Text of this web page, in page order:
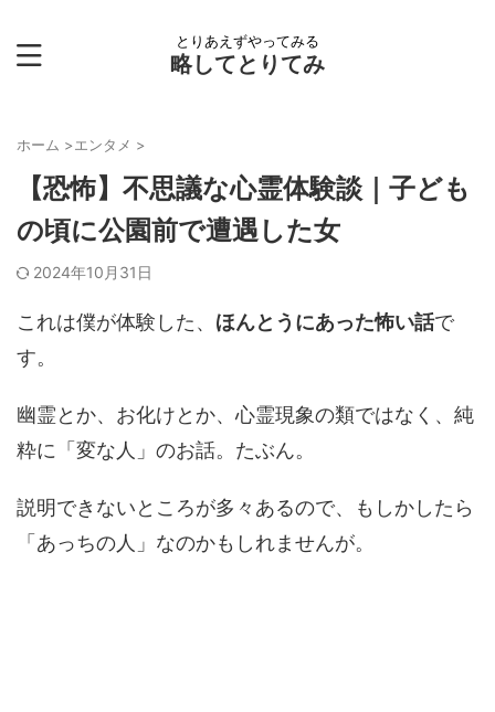
とりあえずやってみる
略してとりてみ
ホーム >エンタメ >
【恐怖】不思議な心霊体験談｜子ども
の頃に公園前で遭遇した女
2024年10月31日
これは僕が体験した、 ほんとうにあった怖い話で
す。
幽霊とか、お化けとか、心霊現象の類ではなく、純
粋に「変な人」のお話。たぶん。
説明できないところが多々あるので、もしかしたら
「あっちの人」なのかもしれませんが。